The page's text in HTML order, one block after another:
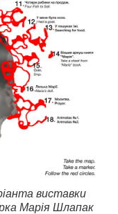
виставки
Марія Шлапак